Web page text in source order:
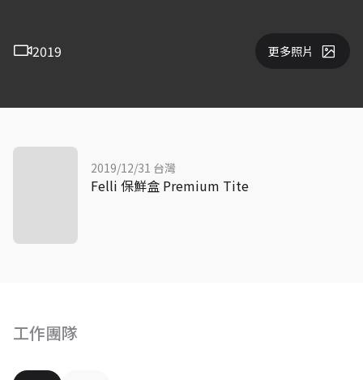
2019 更多照片
工作團隊
2019/12/31 台灣
Felli 保鮮盒 Premium Tite